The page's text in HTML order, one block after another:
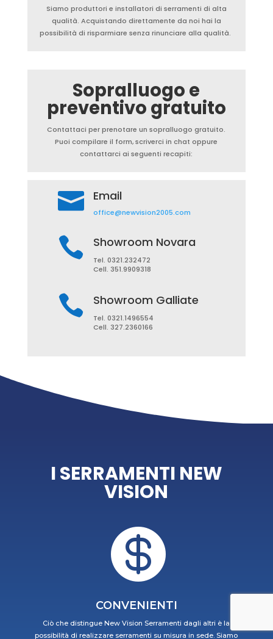
Siamo produttori e installatori di serramenti di alta
qualità. Acquistando direttamente da noi hai la
possibilità di risparmiare senza rinunciare alla qualità.
Sopralluogo e
preventivo gratuito
Contattaci per prenotare un sopralluogo gratuito.
Puoi compilare il form, scriverci in chat oppure
contattarci ai seguenti recapiti:
 Email
office@newvision2005.com
 Showroom Novara
Tel. 0321.232472
Cell. 351.9909318
 Showroom Galliate
Tel. 0321.1496554
Cell. 327.2360166
I SERRAMENTI NEW
VISION

CONVENIENTI
Ciò che distingue New Vision Serramenti dagli altri è la
possibilità di realizzare serramenti su misura in sede. Siamo